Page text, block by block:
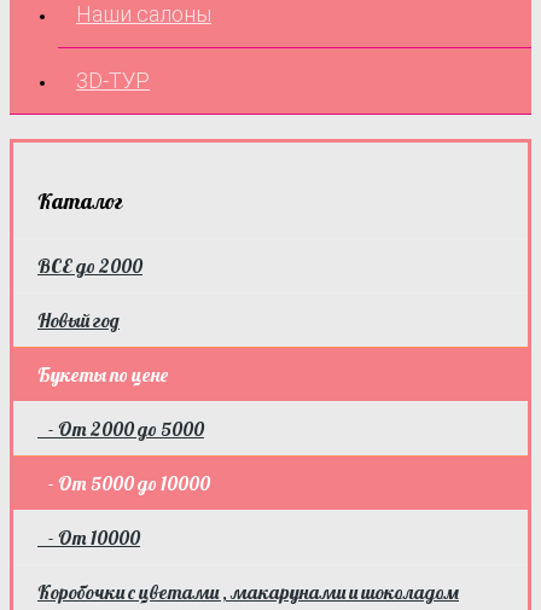
Наши салоны
3D-ТУР
Каталог
ВСЕ до 2000
Новый год
Букеты по цене
- От 2000 до 5000
- От 5000 до 10000
- От 10000
Коробочки с цветами , макарунами и шоколадом